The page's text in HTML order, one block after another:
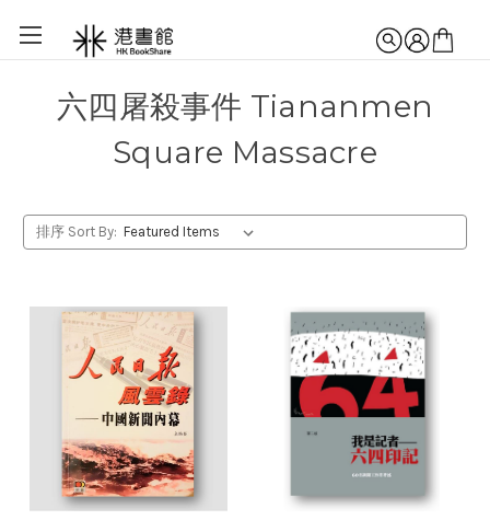
六四屠殺事件 Tiananmen
Square Massacre
排序 Sort By: